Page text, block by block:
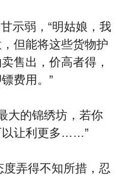
示弱，“明姑娘，我
但能将这些货物护
售出，价高者得，
费用。”
大的锦绣坊，若你
以让利更多……”
弄得不知所措，忍